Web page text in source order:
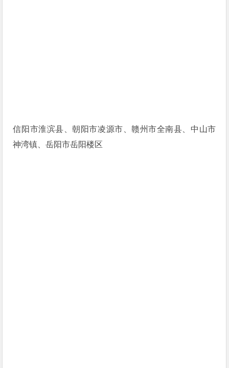
信阳市淮滨县、朝阳市凌源市、赣州市全南县、中山市
神湾镇、岳阳市岳阳楼区